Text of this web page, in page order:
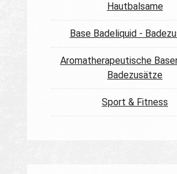
Hautbalsame
Base Badeliquid -
Aromatherapeutische
Badezusätze
Sport & Fitness